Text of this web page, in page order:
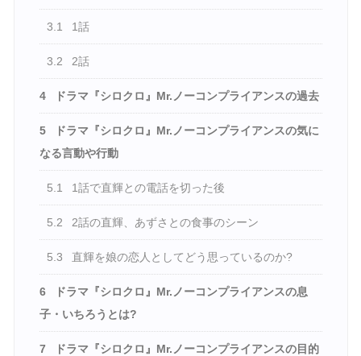
3.1 1話
3.2 2話
4 ドラマ『シロクロ』Mr.ノーコンプライアンスの過去
5
ドラマ『シロクロ』Mr.ノーコンプライアンスの気に
なる言動や行動
5.1 1話で直輝との電話を切った後
5.2 2話の直輝、あずさとの食事のシーン
5.3 直輝を娘の恋人としてどう思っているのか?
6
ドラマ『シロクロ』Mr.ノーコンプライアンスの息
子・いちろうとは?
7
ドラマ『シロクロ』Mr.ノーコンプライアンスの目的